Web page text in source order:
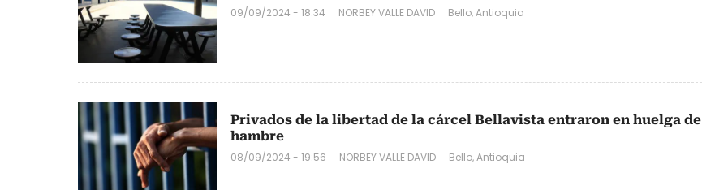
09/09/2024 - 18:34 NORBEY VALLE DAVID Bello, Antioquia
Privados de la libertad de la cárcel Bellavista entraron en huelga de
hambre
08/09/2024 - 19:56 NORBEY VALLE DAVID Bello, Antioquia